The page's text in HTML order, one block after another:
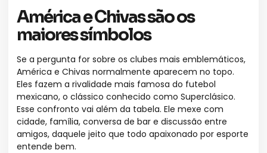
América e Chivas são os
maiores símbolos
Se a pergunta for sobre os clubes mais emblemáticos,
América e Chivas normalmente aparecem no topo.
Eles fazem a rivalidade mais famosa do futebol
mexicano, o clássico conhecido como Superclásico.
Esse confronto vai além da tabela. Ele mexe com
cidade, família, conversa de bar e discussão entre
amigos, daquele jeito que todo apaixonado por esporte
entende bem.